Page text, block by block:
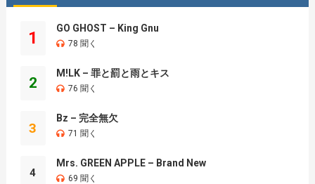
1
GO GHOST – King Gnu
78 聞く
2
M!LK – 罪と罰と雨とキス
76 聞く
3
Bz – 完全無欠
71 聞く
4
Mrs. GREEN APPLE – Brand New
69 聞く